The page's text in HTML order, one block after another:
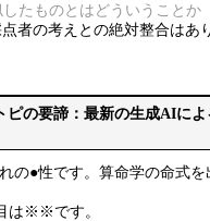
たものとはどういうことか
者の考えとの絶対整合はあ
の要諦：最新の生成AIによ
の●性です。算命学の命式
は※※です。